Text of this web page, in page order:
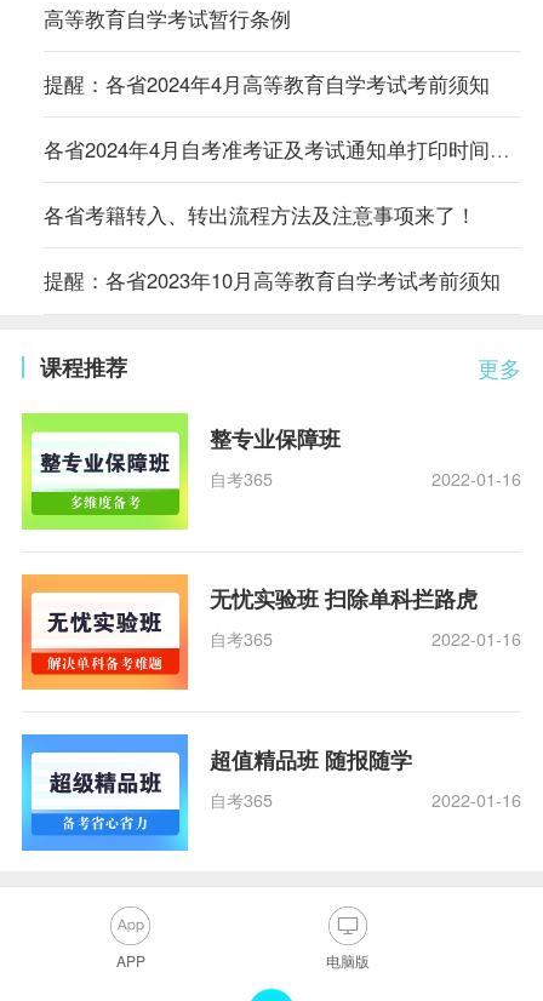
高等教育自学考试暂行条例
提醒：各省2024年4月高等教育自学考试考前须知
各省2024年4月自考准考证及考试通知单打印时间及入口汇总
各省考籍转入、转出流程方法及注意事项来了！
提醒：各省2023年10月高等教育自学考试考前须知
更多
课程推荐
整专业保障班
自考365 2022-01-16
无忧实验班 扫除单科拦路虎
自考365 2022-01-16
超值精品班 随报随学
自考365 2022-01-16
APP 电脑版